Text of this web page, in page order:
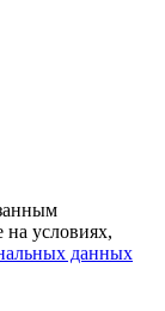
на условиях,
данных